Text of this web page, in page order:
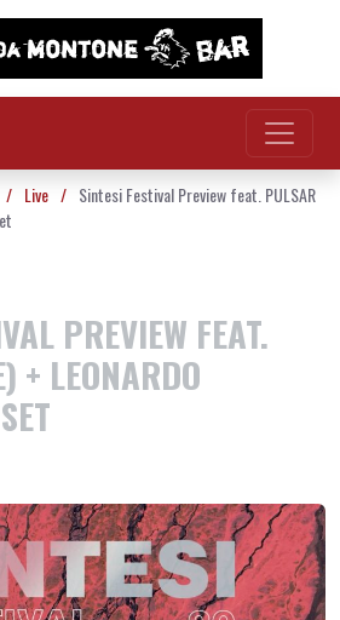
/ Live / Sintesi Festival Preview feat. PULSAR
PREVIEW FEAT.
+ LEONARDO